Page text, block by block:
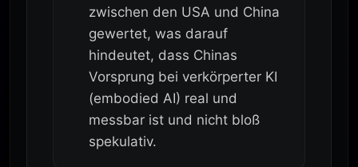
zwischen den USA und China
gewertet, was darauf
hindeutet, dass Chinas
Vorsprung bei verkörperter KI
(embodied AI) real und
messbar ist und nicht bloß
spekulativ.